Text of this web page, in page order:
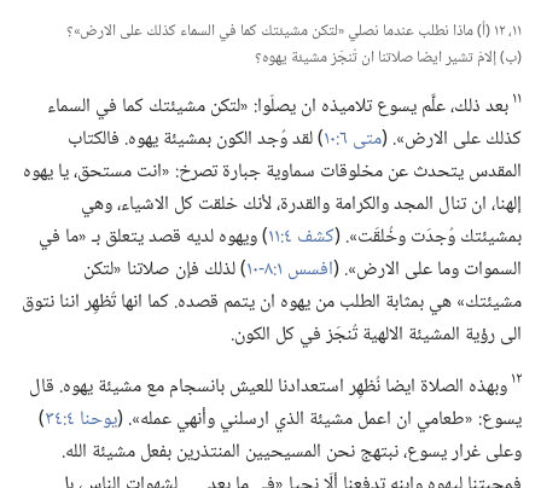
١١،‏ ١٢ (‏أ)‏ ماذا نطلب عندما نصلي «لتكن مشيئتك كما في السماء كذلك على الارض»؟‏
(‏ب)‏ إلامَ تشير ايضا صلاتنا ان تُنجَز مشيئة يهوه؟‏
١١بعد ذلك،‏ علَّم يسوع تلاميذه ان يصلّوا:‏ «لتكن مشيئتك كما في السماء
كذلك على الارض».‏ (‏متى ٦:‏١٠
‏)‏ لقد وُجد الكون بمشيئة يهوه.‏ فالكتاب
المقدس يتحدث عن مخلوقات سماوية جبارة تصرخ:‏ «انت مستحق،‏ يا يهوه
إلهنا،‏ ان تنال المجد والكرامة والقدرة،‏ لأنك خلقت كل الاشياء،‏ وهي
بمشيئتك وُجدَت وخُلقَت».‏ (‏كشف ٤:‏١١
‏)‏ ويهوه لديه قصد يتعلق بـ‍ «ما في
السموات وما على الارض».‏ (‏افسس ١:‏٨-‏١٠
‏)‏ لذلك فإن صلاتنا «لتكن
مشيئتك» هي بمثابة الطلب من يهوه ان يتمم قصده.‏ كما انها تُظهِر اننا نتوق
الى رؤية المشيئة الالهية تُنجَز في كل الكون.‏
١٢وبهذه الصلاة ايضا نُظهِر استعدادنا للعيش بانسجام مع مشيئة يهوه.‏ قال
يسوع:‏ «طعامي ان اعمل مشيئة الذي ارسلني وأنهي عمله».‏ (‏يوحنا ٤:‏٣٤
‏)‏
وعلى غرار يسوع،‏ نبتهج نحن المسيحيين المنتذرين بفعل مشيئة الله.‏